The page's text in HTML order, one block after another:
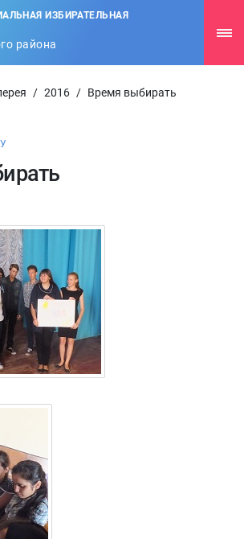
ИЗБИРАТЕЛЬНАЯ
района
/ 2016 / Время выбирать